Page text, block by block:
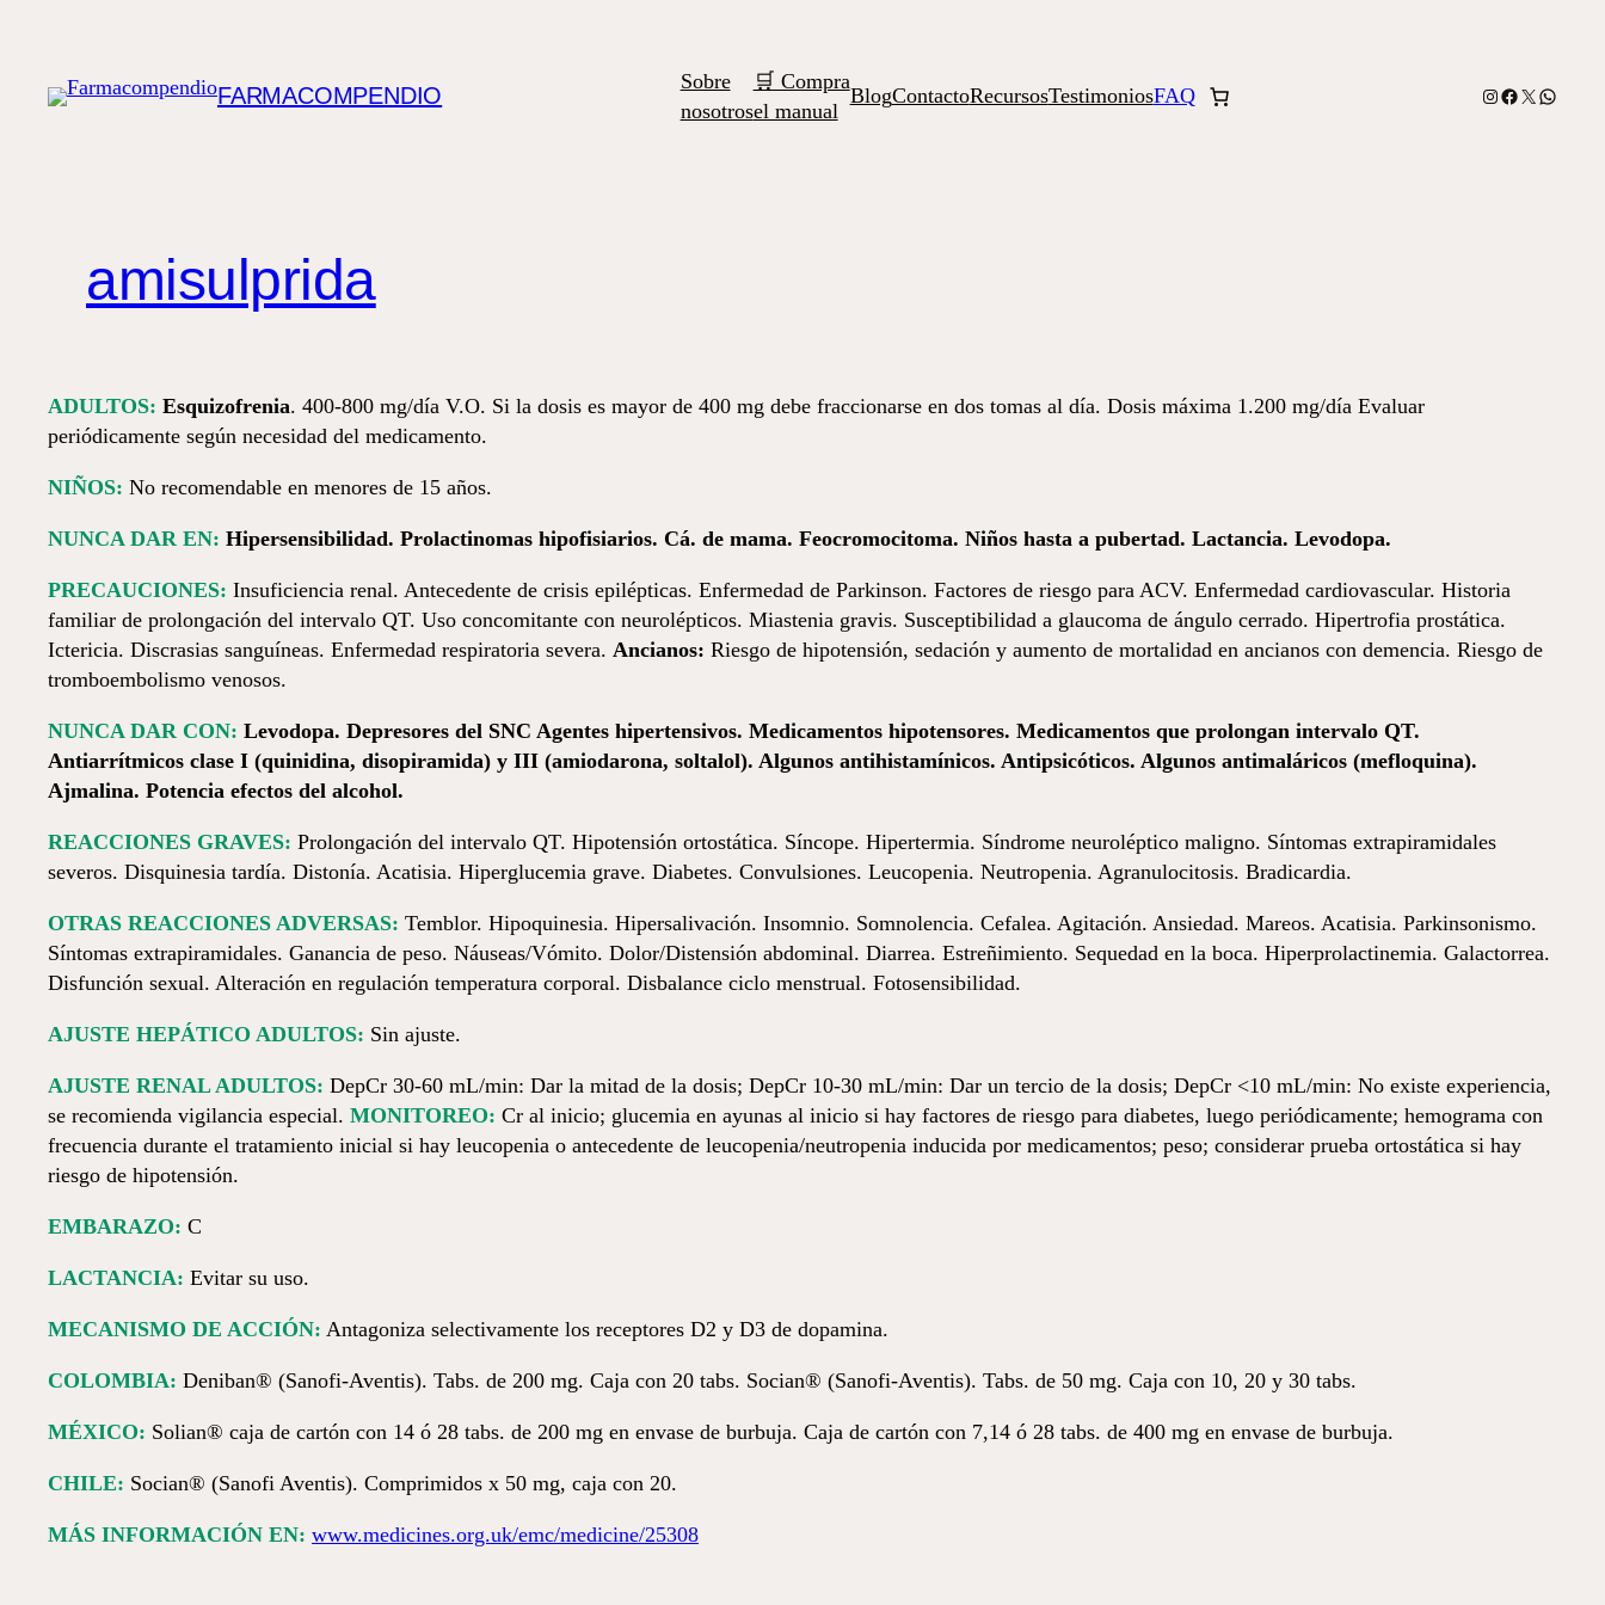
contenido
FARMACOMPENDIO
Sobre
nosotros
🛒 Compra
el manual
BlogContactoRecursosTestimoniosFAQ Instagram
Facebook
X
amisulprida
ADULTOS: Esquizofrenia. 400-800 mg/día V.O. Si la dosis es mayor de 400 mg debe fraccionarse en dos tomas al día. Dosis máxima 1.200 mg/día Evaluar
periódicamente según necesidad del medicamento.
NIÑOS: No recomendable en menores de 15 años.
NUNCA DAR EN: Hiper­sen­si­bi­lidad. Prolactinomas hipofisiarios. Cá. de mama. Feocromocitoma. Niños hasta a pubertad. Lactancia. Levodopa.
PRECAUCIONES: Insuficiencia renal. Antecedente de crisis epilépticas. Enfermedad de Parkinson. Factores de riesgo para ACV. Enfermedad cardiovascular. Historia
familiar de prolongación del intervalo QT. Uso concomitante con neurolépticos. Miastenia gravis. Susceptibilidad a glaucoma de ángulo cerrado. Hipertrofia prostática.
Ictericia. Discrasias sanguíneas. Enfermedad respiratoria severa. Ancianos: Riesgo de hipotensión, sedación y aumento de mortalidad en ancianos con demencia. Riesgo de
tromboembolismo venosos.
NUNCA DAR CON: Levodopa. Depresores del SNC Agentes hipertensivos. Medicamentos hipotensores. Medicamentos que prolongan intervalo QT.
Antiarrítmicos clase I (quinidina, disopiramida) y III (amiodarona, soltalol). Algunos antihistamínicos. Antipsicóticos. Algunos antimaláricos (mefloquina).
Ajmalina. Potencia efectos del alcohol.
REACCIONES GRAVES: Prolongación del intervalo QT. Hipotensión ortostática. Síncope. Hipertermia. Síndrome neuroléptico maligno. Síntomas extrapiramidales
severos. Disquinesia tardía. Distonía. Acatisia. Hiperglucemia grave. Diabetes. Convulsiones. Leucopenia. Neutropenia. Agranulocitosis. Bradicardia.
OTRAS REACCIONES ADVERSAS: Temblor. Hipoquinesia. Hipersalivación. Insomnio. Somnolencia. Cefalea. Agitación. Ansiedad. Mareos. Acatisia. Parkinsonismo.
Síntomas extrapiramidales. Ganancia de peso. Náuseas/Vómito. Dolor/Distensión abdominal. Diarrea. Estreñimiento. Sequedad en la boca. Hiperprolactinemia. Galactorrea.
Disfunción sexual. Alteración en regulación temperatura corporal. Disbalance ciclo menstrual. Fotosensibilidad.
AJUSTE HEPÁTICO ADULTOS: Sin ajuste.
AJUSTE RENAL ADULTOS: DepCr 30-60 mL/min: Dar la mitad de la dosis; DepCr 10-30 mL/min: Dar un tercio de la dosis; DepCr <10 mL/min: No existe experiencia,
se recomienda vigilancia especial. MONITOREO: Cr al inicio; glucemia en ayunas al inicio si hay factores de riesgo para diabetes, luego periódicamente; hemograma con
frecuencia durante el tratamiento inicial si hay leucopenia o antecedente de leucopenia/neutropenia inducida por medicamentos; peso; considerar prueba ortostática si hay
riesgo de hipotensión.
EMBARAZO: C
LACTANCIA: Evitar su uso.
MECANISMO DE ACCIÓN: Antagoniza selectivamente los receptores D2 y D3 de dopamina.
COLOMBIA: Deniban® (Sanofi-Aventis). Tabs. de 200 mg. Caja con 20 tabs. Socian® (Sanofi-Aventis). Tabs. de 50 mg. Caja con 10, 20 y 30 tabs.
MÉXICO: Solian® caja de cartón con 14 ó 28 tabs. de 200 mg en envase de burbuja. Caja de cartón con 7,14 ó 28 tabs. de 400 mg en envase de burbuja.
CHILE: Socian® (Sanofi Aventis). Comprimidos x 50 mg, caja con 20.
MÁS INFORMACIÓN EN: www.medicines.org.uk/emc/medicine/25308